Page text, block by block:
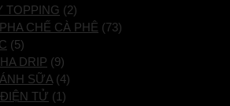
TOPPING (2)
CHẾ CÀ PHÊ (73)
(5)
DRIP (9)
SỮA (4)
TỬ (1)